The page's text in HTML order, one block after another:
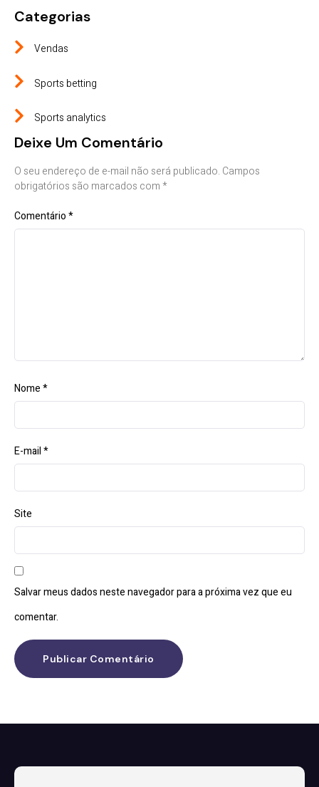
Categorias
Vendas
Sports betting
Sports analytics
Deixe Um Comentário
O seu endereço de e-mail não será publicado. Campos
obrigatórios são marcados com*
Comentário*
Nome*
E-mail*
Site
Salvar meus dados neste navegador para a próxima vez que eu
comentar.